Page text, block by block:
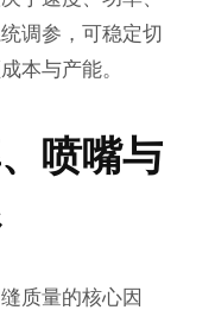
调参，可稳定切
本与产能。
喷嘴与
质量的核心因